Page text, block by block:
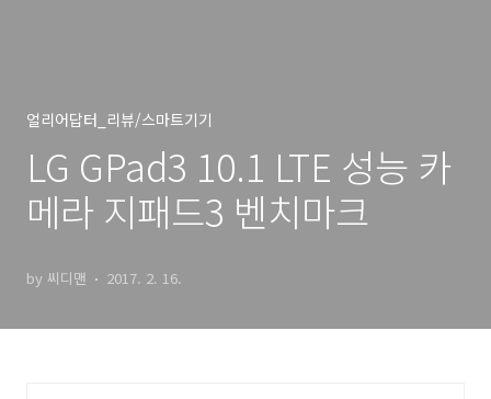
얼리어답터_리뷰/스마트기기
LG GPad3 10.1 LTE 성능 카
메라 지패드3 벤치마크
by 씨디맨 2017. 2. 16.